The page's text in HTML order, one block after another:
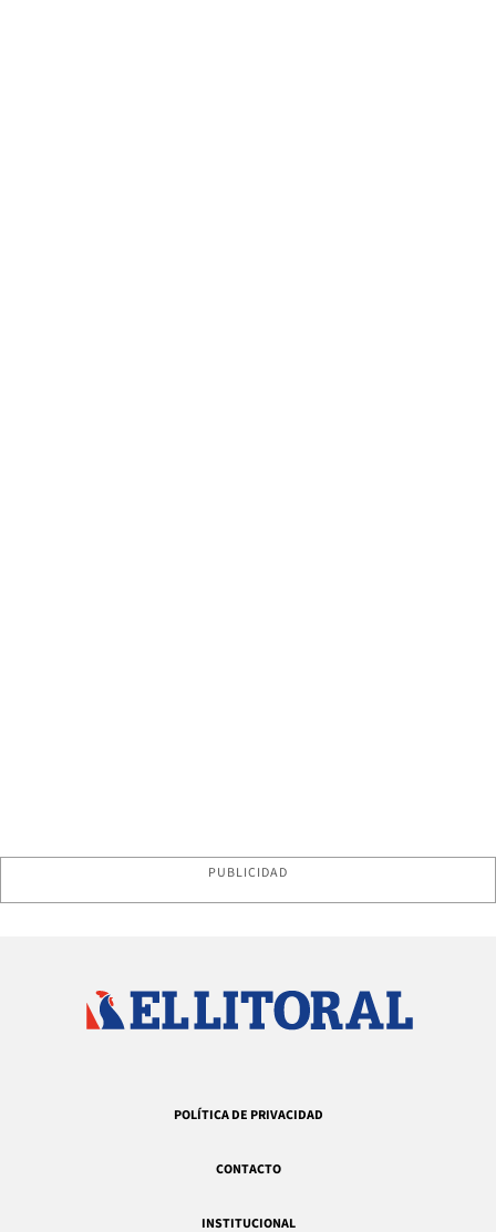
PUBLICIDAD
POLÍTICA DE PRIVACIDAD
CONTACTO
INSTITUCIONAL